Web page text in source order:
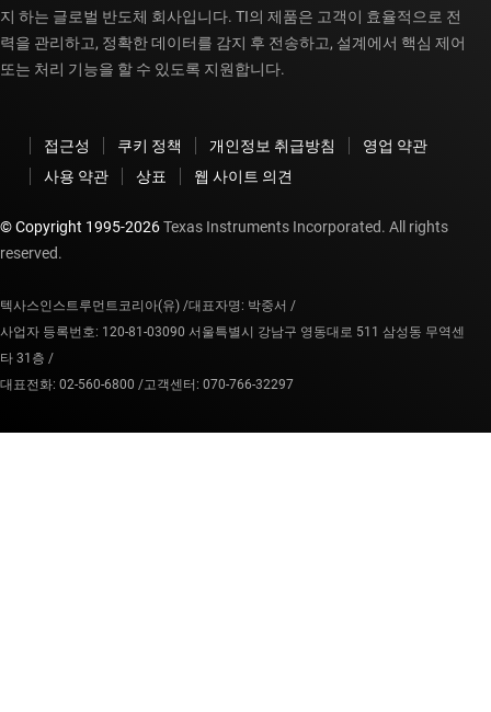
지 하는 글로벌 반도체 회사입니다. TI의 제품은 고객이 효율적으로 전
력을 관리하고, 정확한 데이터를 감지 후 전송하고, 설계에서 핵심 제어
또는 처리 기능을 할 수 있도록 지원합니다.
접근성 쿠키 정책 개인정보 취급방침
영업 약관
사용 약관
상표 웹 사이트 의견
© Copyright 1995-2026Texas Instruments Incorporated. All rights
reserved.
텍사스인스트루먼트코리아(유) /대표자명: 박중서 /
사업자 등록번호: 120-81-03090 서울특별시 강남구 영동대로 511 삼성동 무역센
타 31층 /
대표전화: 02-560-6800 /고객센터: 070-766-32297